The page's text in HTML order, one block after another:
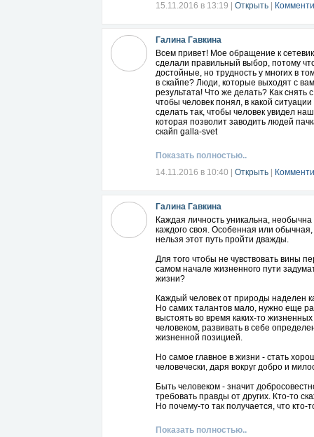
15.11.2016 в 13:19
Открыть
Галина Гавкина
Всем привет! Мое обращение к
сделали правильный выбор, потому
достойные, но трудность у многих в
в скайпе? Люди, которые выходят с
результата! Что же делать? Как
чтобы человек понял, в какой
сделать так, чтобы человек увидел
которая позволит заводить людей
скайп galla-svet
Показать полностью..
14.11.2016 в 10:40
Открыть
Галина Гавкина
Каждая личность уникальна,
каждого своя. Особенная или обычная,
нельзя этот путь пройти дважды.
Для того чтобы не чувствовать вины
самом начале жизненного пути
жизни?
Каждый человек от природы наделен
Но самих талантов мало, нужно еще
выстоять во время каких-то
человеком, развивать в себе
жизненной позицией.
Но самое главное в жизни - стать
человечески, даря вокруг добро и
Быть человеком - значит
требовать правды от других. Кто-то
Но почему-то так получается, что
Показать полностью..